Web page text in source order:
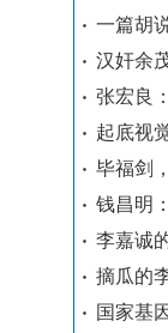
一篇胡
汉奸余
张宏良
起底视
毕福剑
钱昌明
李嘉诚
摘瓜的
国家基